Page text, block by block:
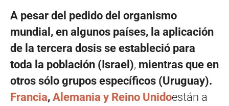
A pesar del pedido del organismo
mundial, en algunos países, la aplicación
de la tercera dosis se estableció para
toda la población (Israel), mientras que en
otros sólo grupos específicos (Uruguay).
Francia, Alemania y Reino Unidoestán a